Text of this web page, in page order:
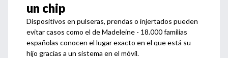
un chip
Dispositivos en pulseras, prendas o injertados pueden
evitar casos como el de Madeleine - 18.000 familias
españolas conocen el lugar exacto en el que está su
hijo gracias a un sistema en el móvil.